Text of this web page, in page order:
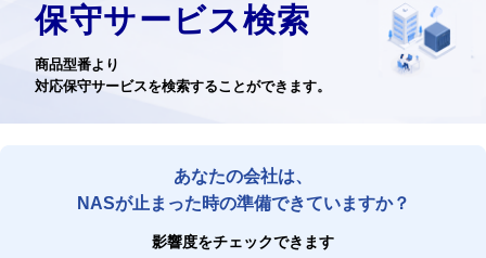
保守サービス検索
商品型番より
対応保守サービスを検索することができます。
あなたの会社は、
NASが止まった時の準備できていますか？
影響度をチェックできます